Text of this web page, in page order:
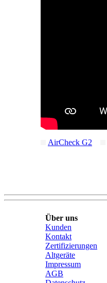
AirCheck G2
Über uns
Kunden
Kontakt
Zertifizierungen
Altgeräte
Impressum
AGB